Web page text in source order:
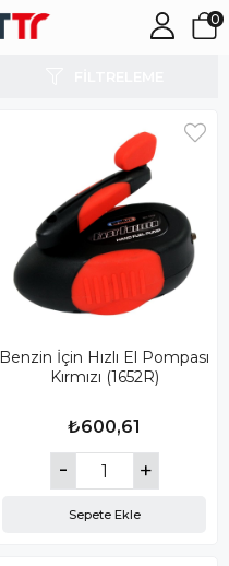
0
Benzin İçin Hızlı El Pompası
Kırmızı (1652R)
₺600,61
Sepete Ekle